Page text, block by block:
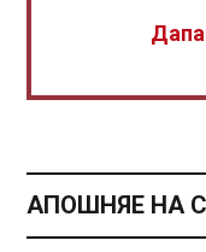
АПОШНЯЕ НА